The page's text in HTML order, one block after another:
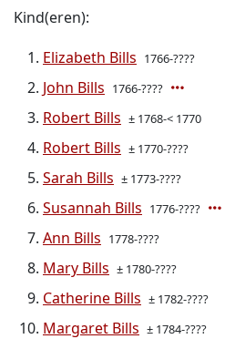
Kind(eren):
Elizabeth Bills 1766-????
John Bills 1766-????
Robert Bills ± 1768-< 1770
Robert Bills ± 1770-????
Sarah Bills ± 1773-????
Susannah Bills 1776-????
Ann Bills 1778-????
Mary Bills ± 1780-????
Catherine Bills ± 1782-????
Margaret Bills ± 1784-????